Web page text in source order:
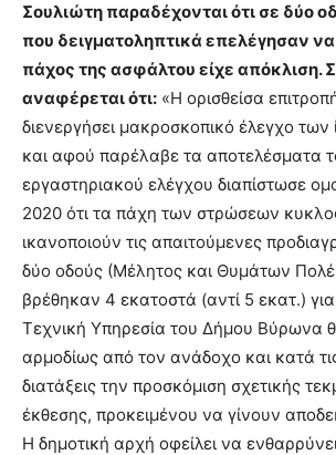
Σουλιώτη παραδέχονται ότι σε δύο
που δειγματοληπτικά επελέγησαν
πάχος της ασφάλτου είχε απόκλιση.
αναφέρεται ότι: «Η ορισθείσα
διενεργήσει μακροσκοπικό έλεγχο των
και αφού παρέλαβε τα αποτελέσματα
εργαστηριακού ελέγχου διαπίστωσε
2020 ότι τα πάχη των στρώσεων
ικανοποιούν τις απαιτούμενες
δύο οδούς (Μέλητος και Θυμάτων
βρέθηκαν 4 εκατοστά (αντί 5 εκατ.) για
Τεχνική Υπηρεσία του Δήμου Βύρωνα
αρμοδίως από τον ανάδοχο και κατά
διατάξεις την προσκόμιση σχετικής
έκθεσης, προκειμένου να γίνουν
Η δημοτική αρχή οφείλει να